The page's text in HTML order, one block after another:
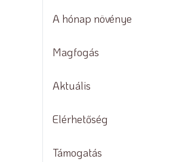
A hónap növénye
Magfogás
Módszerek
Magok
Aktuális
Elérhetőség
Támogatás